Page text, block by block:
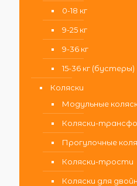
0-18 кг
9-25 кг
9-36 кг
15-36 кг (бустеры)
Коляски
Модульные
Коляски-
Прогулочные
Коляски-трости
Коляски для